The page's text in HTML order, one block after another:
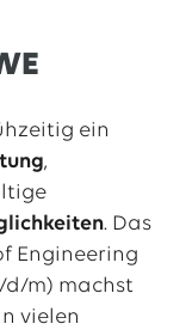
ein
,
. Das
Engineering
m) machst
vielen